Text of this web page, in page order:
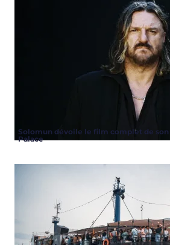
Solomun dévoile le film complet de son
Palace